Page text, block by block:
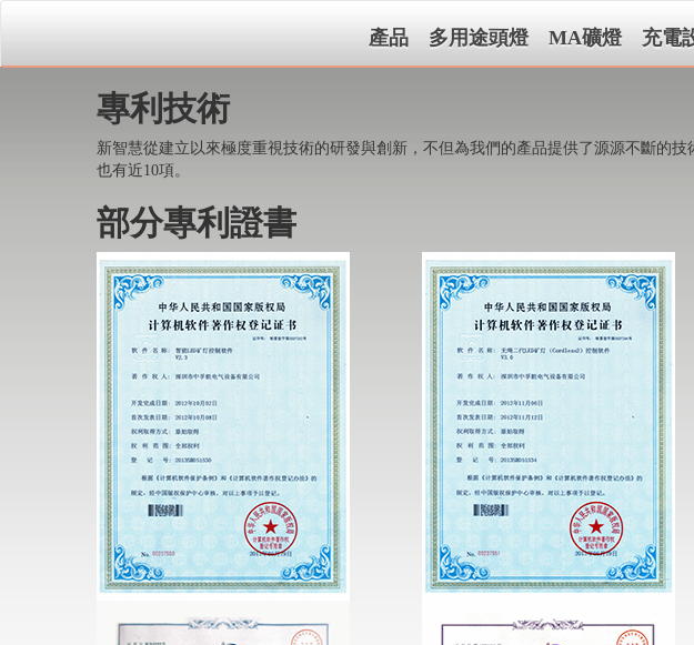
產品 多用途頭燈 MA礦燈 充電
專利技術
新智慧從建立以來極度重視技術的研發與創新，不但為我們的產品提供了源源不斷的
也有近10項。
部分專利證書